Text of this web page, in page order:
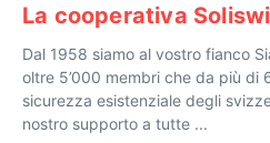
La cooperativa
Dal 1958 siamo al vostro fianco
oltre 5’000 membri che da più di
sicurezza esistenziale degli
nostro supporto a tutte ...